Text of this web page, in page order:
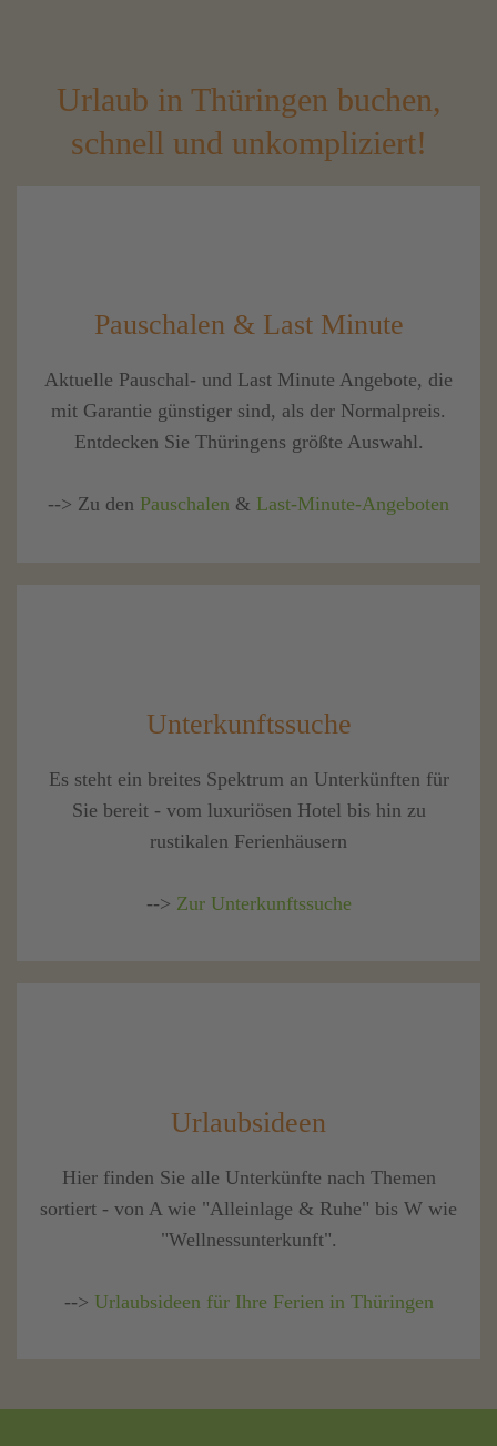
Urlaub in Thüringen buchen,
schnell und unkompliziert!
Pauschalen & Last Minute
Aktuelle Pauschal- und Last Minute Angebote, die
mit Garantie günstiger sind, als der Normalpreis.
Entdecken Sie Thüringens größte Auswahl.
--> Zu den Pauschalen & Last-Minute-Angeboten
Unterkunftssuche
Es steht ein breites Spektrum an Unterkünften für
Sie bereit - vom luxuriösen Hotel bis hin zu
rustikalen Ferienhäusern
--> Zur Unterkunftssuche
Urlaubsideen
Hier finden Sie alle Unterkünfte nach Themen
sortiert - von A wie "Alleinlage & Ruhe" bis W wie
"Wellnessunterkunft".
--> Urlaubsideen für Ihre Ferien in Thüringen